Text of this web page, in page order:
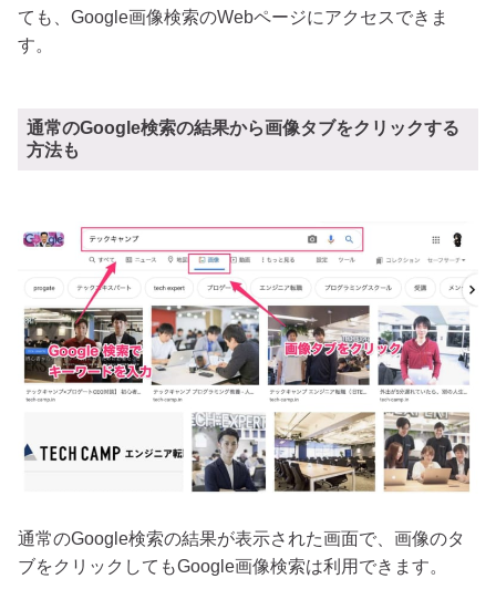
ても、Google画像検索のWebページにアクセスできま
す。
通常のGoogle検索の結果から画像タブをクリックする
方法も
通常のGoogle検索の結果が表示された画面で、画像のタ
ブをクリックしてもGoogle画像検索は利用できます。